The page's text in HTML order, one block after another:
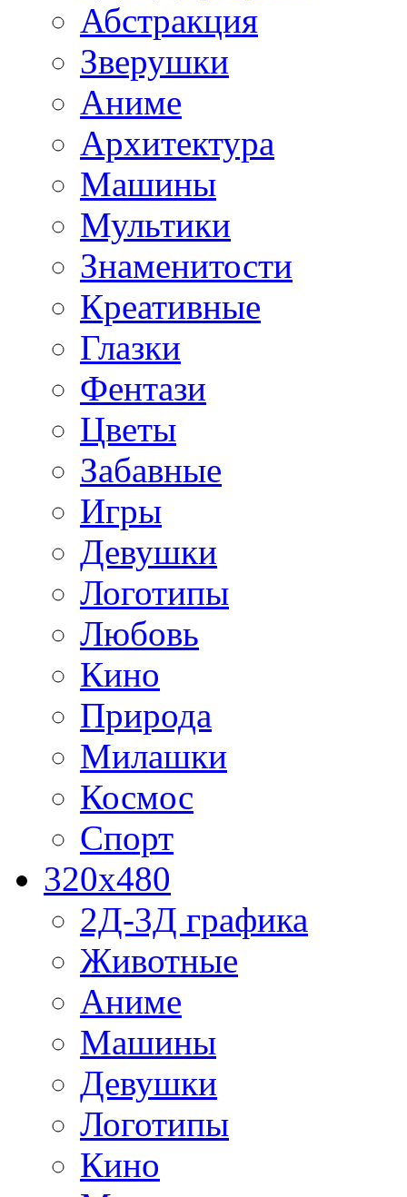
Абстракция
Зверушки
Аниме
Архитектура
Машины
Мультики
Знаменитости
Креативные
Глазки
Фентази
Цветы
Забавные
Игры
Девушки
Логотипы
Любовь
Кино
Природа
Милашки
Космос
Спорт
320x480
2Д-3Д графика
Животные
Аниме
Машины
Девушки
Логотипы
Кино